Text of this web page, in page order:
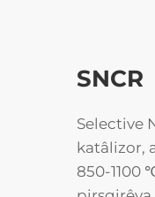
SNCR
Selective
katâlizor,
850-1100